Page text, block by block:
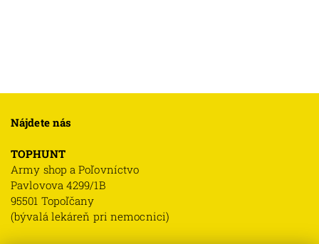
Nájdete nás
TOPHUNT
Army shop a Poľovníctvo
Pavlovova 4299/1B
95501 Topoľčany
(bývalá lekáreň pri nemocnici)